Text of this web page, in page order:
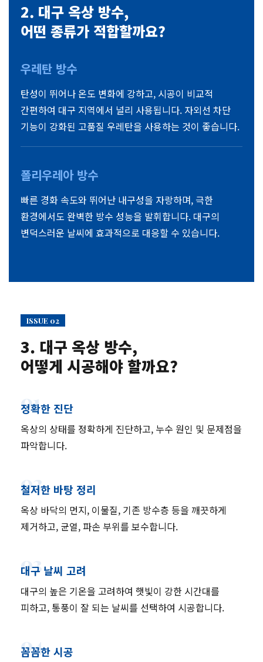
2. 대구 옥상 방수,
어떤 종류가 적합할까요?
우레탄 방수
탄성이 뛰어나 온도 변화에 강하고, 시공이 비교적
간편하여 대구 지역에서 널리 사용됩니다. 자외선 차단
기능이 강화된 고품질 우레탄을 사용하는 것이 좋습니다.
폴리우레아 방수
빠른 경화 속도와 뛰어난 내구성을 자랑하며, 극한
환경에서도 완벽한 방수 성능을 발휘합니다. 대구의
변덕스러운 날씨에 효과적으로 대응할 수 있습니다.
ISSUE 02
3. 대구 옥상 방수,
어떻게 시공해야 할까요?
01
정확한 진단
옥상의 상태를 정확하게 진단하고, 누수 원인 및 문제점을
파악합니다.
02
철저한 바탕 정리
옥상 바닥의 먼지, 이물질, 기존 방수층 등을 깨끗하게
제거하고, 균열, 파손 부위를 보수합니다.
03
대구 날씨 고려
대구의 높은 기온을 고려하여 햇빛이 강한 시간대를
피하고, 통풍이 잘 되는 날씨를 선택하여 시공합니다.
04
꼼꼼한 시공